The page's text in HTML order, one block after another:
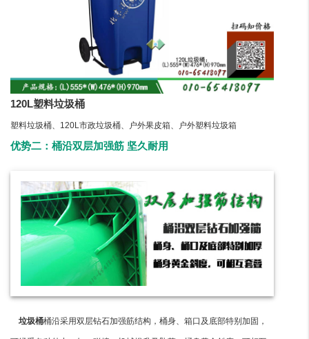
120L塑料垃圾桶
塑料垃圾桶、120L市政垃圾桶、户外果皮箱、户外塑料垃圾箱
优势二：桶沿双层加强筋 坚久耐用
垃圾桶桶沿采用双层钻石加强筋结构，桶身、箱口及底部特别加固，